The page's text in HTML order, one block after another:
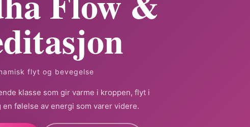
flyt og bevegelse
klasse som gir varme i kroppen, flyt i
en følelse av energi som varer videre.